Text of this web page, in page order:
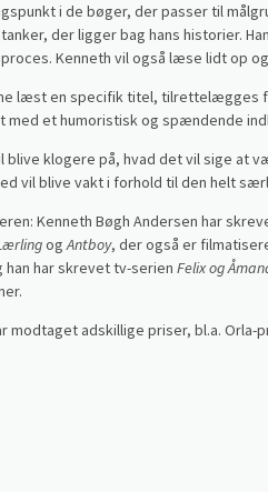
i de bøger, der passer til
der ligger bag hans historier.
Kenneth vil også læse lidt op
læst en specifik titel, tilrettelægges
med et humoristisk og spændende
blive klogere på, hvad det vil sige at
vil blive vakt i forhold til den helt
Kenneth Bøgh Andersen har
ogAntboy, der også er
han har skrevet tv-serien Felix og
modtaget adskillige priser, bl.a. Orla-